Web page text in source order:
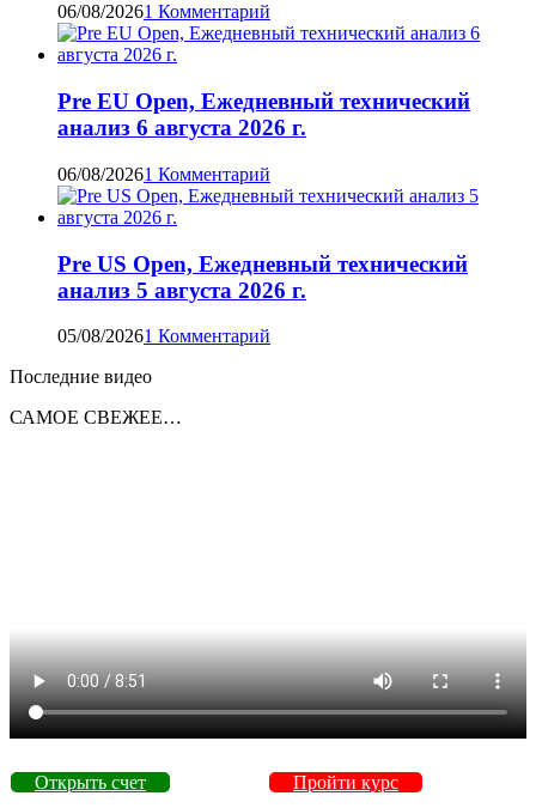
06/08/20261 Комментарий
Pre EU Open, Ежедневный технический
анализ 6 августа 2026 г.
06/08/20261 Комментарий
Pre US Open, Ежедневный технический
анализ 5 августа 2026 г.
05/08/20261 Комментарий
Последние видео
САМОЕ СВЕЖЕЕ…
Открыть счет Пройти курс